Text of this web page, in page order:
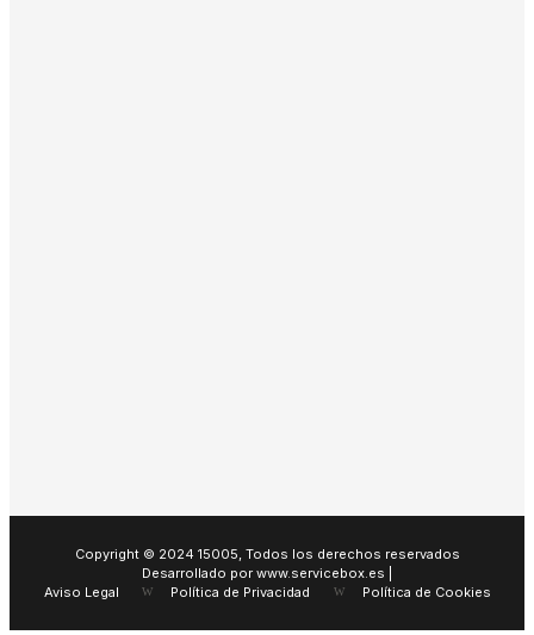
Copyright © 2024 15005, Todos los derechos reservados
Desarrollado por www.servicebox.es |
Aviso Legal
Política de Privacidad Política de Cookies